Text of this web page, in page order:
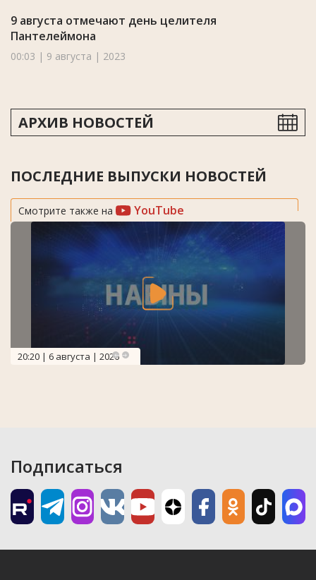
9 августа отмечают день целителя
Пантелеймона
00:03 | 9 августа | 2023
АРХИВ НОВОСТЕЙ
ПОСЛЕДНИЕ ВЫПУСКИ НОВОСТЕЙ
Смотрите также на YouTube
20:20 | 6 августа | 2026
Подписаться